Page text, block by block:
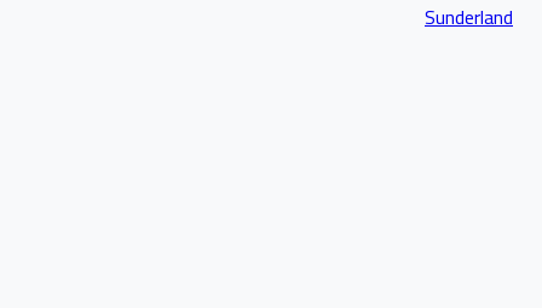
Sunderland